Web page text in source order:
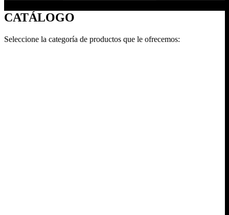
CATÁLOGO
Seleccione la categoría de productos que le ofrecemos: